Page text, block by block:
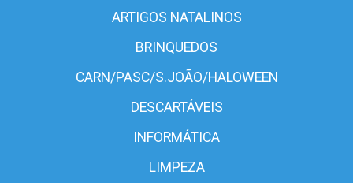
ARTIGOS NATALINOS
BRINQUEDOS
CARN/PASC/S.JOÃO/HALOWEEN
DESCARTÁVEIS
INFORMÁTICA
LIMPEZA